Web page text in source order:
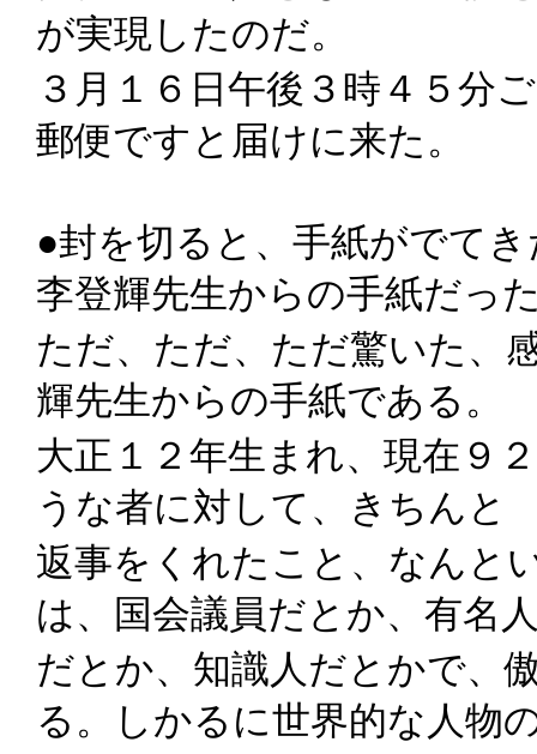
が実現したのだ。
３月１６日午後３時４５分
郵便ですと届けに来た。
●封を切ると、手紙がでて
李登輝先生からの手紙だっ
ただ、ただ、ただ驚いた、
輝先生からの手紙である。
大正１２年生まれ、現在９
うな者に対して、きちんと
返事をくれたこと、なんと
は、国会議員だとか、有名
だとか、知識人だとかで、
る。しかるに世界的な人物